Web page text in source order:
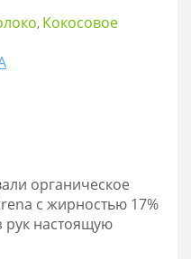
, Кокосовое
органическое
с жирностью 17%
рук настоящую